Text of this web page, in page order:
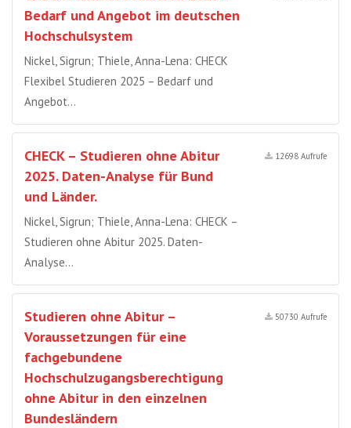
Bedarf und Angebot im deutschen
Hochschulsystem
Nickel, Sigrun; Thiele, Anna-Lena: CHECK
Flexibel Studieren 2025 – Bedarf und
Angebot…
CHECK – Studieren ohne Abitur
2025. Daten-Analyse für Bund
und Länder.
Nickel, Sigrun; Thiele, Anna-Lena: CHECK –
Studieren ohne Abitur 2025. Daten-
Analyse…
12698 Aufrufe
Studieren ohne Abitur –
Voraussetzungen für eine
fachgebundene
Hochschulzugangsberechtigung
ohne Abitur in den einzelnen
Bundesländern
50730 Aufrufe